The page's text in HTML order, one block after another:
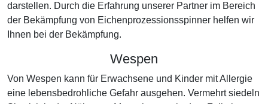
darstellen. Durch die Erfahrung unserer Partner im Bereich
der Bekämpfung von Eichenprozessionsspinner helfen wir
Ihnen bei der Bekämpfung.
Wespen
Von Wespen kann für Erwachsene und Kinder mit Allergie
eine lebensbedrohliche Gefahr ausgehen. Vermehrt siedeln